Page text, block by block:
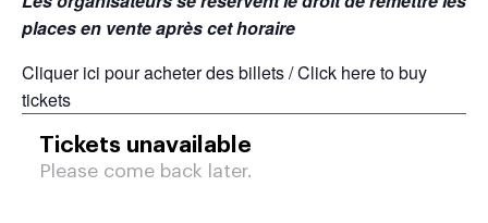
places en vente après cet horaire
Cliquer ici pour acheter des billets / Click here to buy
tickets